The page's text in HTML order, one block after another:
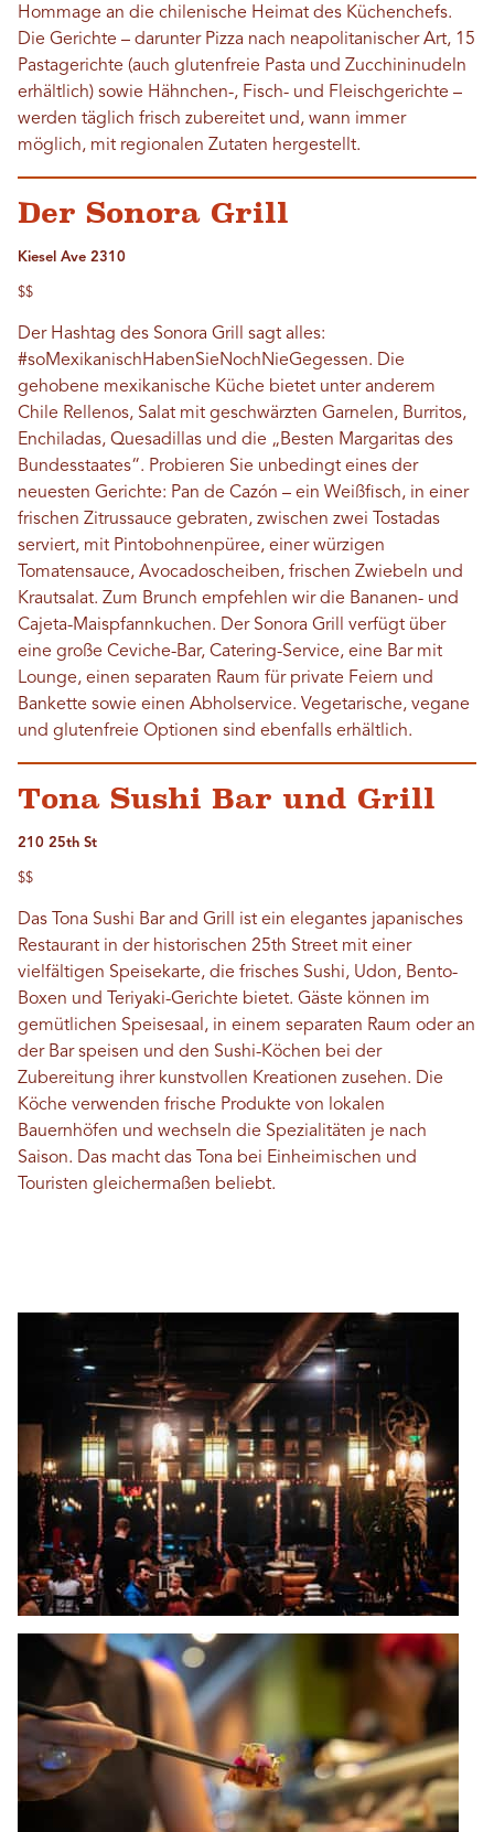
Hommage an die chilenische Heimat des Küchenchefs.
Die Gerichte – darunter Pizza nach neapolitanischer Art, 15
Pastagerichte (auch glutenfreie Pasta und Zucchininudeln
erhältlich) sowie Hähnchen-, Fisch- und Fleischgerichte –
werden täglich frisch zubereitet und, wann immer
möglich, mit regionalen Zutaten hergestellt.
Der Sonora Grill
Kiesel Ave 2310
$$
Der Hashtag des Sonora Grill sagt alles:
#soMexikanischHabenSieNochNieGegessen. Die
gehobene mexikanische Küche bietet unter anderem
Chile Rellenos, Salat mit geschwärzten Garnelen, Burritos,
Enchiladas, Quesadillas und die „Besten Margaritas des
Bundesstaates“. Probieren Sie unbedingt eines der
neuesten Gerichte: Pan de Cazón – ein Weißfisch, in einer
frischen Zitrussauce gebraten, zwischen zwei Tostadas
serviert, mit Pintobohnenpüree, einer würzigen
Tomatensauce, Avocadoscheiben, frischen Zwiebeln und
Krautsalat. Zum Brunch empfehlen wir die Bananen- und
Cajeta-Maispfannkuchen. Der Sonora Grill verfügt über
eine große Ceviche-Bar, Catering-Service, eine Bar mit
Lounge, einen separaten Raum für private Feiern und
Bankette sowie einen Abholservice. Vegetarische, vegane
und glutenfreie Optionen sind ebenfalls erhältlich.
Tona Sushi Bar und Grill
210 25th St
$$
Das Tona Sushi Bar and Grill ist ein elegantes japanisches
Restaurant in der historischen 25th Street mit einer
vielfältigen Speisekarte, die frisches Sushi, Udon, Bento-
Boxen und Teriyaki-Gerichte bietet. Gäste können im
gemütlichen Speisesaal, in einem separaten Raum oder an
der Bar speisen und den Sushi-Köchen bei der
Zubereitung ihrer kunstvollen Kreationen zusehen. Die
Köche verwenden frische Produkte von lokalen
Bauernhöfen und wechseln die Spezialitäten je nach
Saison. Das macht das Tona bei Einheimischen und
Touristen gleichermaßen beliebt.